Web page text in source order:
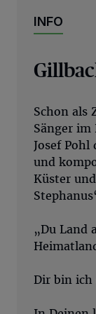
INFO
Schon als
Sänger
Josef
und
Küster
„Du Land
Dir bin ich